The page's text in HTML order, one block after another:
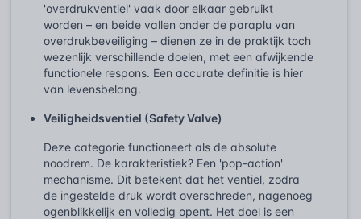
'overdrukventiel' vaak door elkaar gebruikt
worden – en beide vallen onder de paraplu van
overdrukbeveiliging – dienen ze in de praktijk toch
wezenlijk verschillende doelen, met een afwijkende
functionele respons. Een accurate definitie is hier
van levensbelang.
Veiligheidsventiel (Safety Valve)
Deze categorie functioneert als de absolute
noodrem. De karakteristiek? Een 'pop-action'
mechanisme. Dit betekent dat het ventiel, zodra
de ingestelde druk wordt overschreden, nagenoeg
ogenblikkelijk en volledig opent. Het doel is een